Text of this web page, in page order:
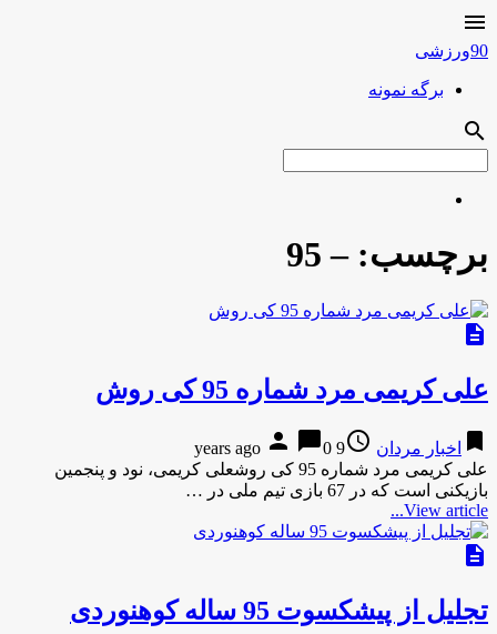

90ورزشی
برگه نمونه
search
برچسب:– 95
description
علی کریمی مرد شماره 95 کی روش
bookmark اخبار مردان access_time
9 years ago
person chat_bubble0
علی کریمی مرد شماره 95 کی روشعلی کریمی، نود و پنجمین
بازیکنی است که در 67 بازی تیم ملی در …
View article...
description
تجلیل از پیشکسوت 95 ساله کوهنوردی